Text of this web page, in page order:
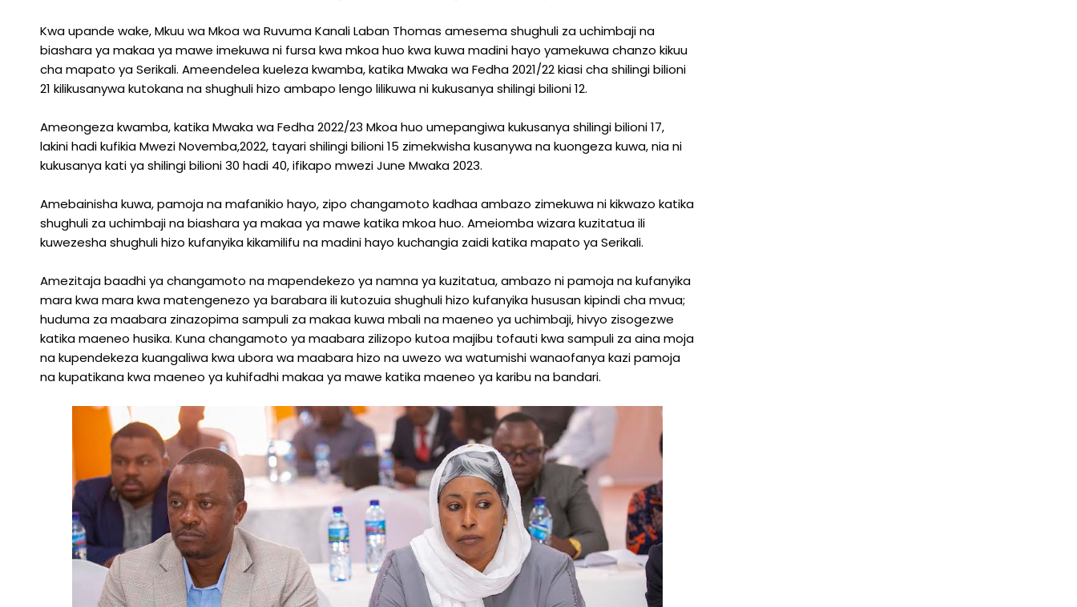
Kwa upande wake, Mkuu wa Mkoa wa Ruvuma Kanali Laban Thomas amesema shughuli za uchimbaji na
biashara ya makaa ya mawe imekuwa ni fursa kwa mkoa huo kwa kuwa madini hayo yamekuwa chanzo kikuu
cha mapato ya Serikali. Ameendelea kueleza kwamba, katika Mwaka wa Fedha 2021/22 kiasi cha shilingi bilioni
21 kilikusanywa kutokana na shughuli hizo ambapo lengo lilikuwa ni kukusanya shilingi bilioni 12.
Ameongeza kwamba, katika Mwaka wa Fedha 2022/23 Mkoa huo umepangiwa kukusanya shilingi bilioni 17,
lakini hadi kufikia Mwezi Novemba,2022, tayari shilingi bilioni 15 zimekwisha kusanywa na kuongeza kuwa, nia ni
kukusanya kati ya shilingi bilioni 30 hadi 40, ifikapo mwezi June Mwaka 2023.
Amebainisha kuwa, pamoja na mafanikio hayo, zipo changamoto kadhaa ambazo zimekuwa ni kikwazo katika
shughuli za uchimbaji na biashara ya makaa ya mawe katika mkoa huo. Ameiomba wizara kuzitatua ili
kuwezesha shughuli hizo kufanyika kikamilifu na madini hayo kuchangia zaidi katika mapato ya Serikali.
Amezitaja baadhi ya changamoto na mapendekezo ya namna ya kuzitatua, ambazo ni pamoja na kufanyika
mara kwa mara kwa matengenezo ya barabara ili kutozuia shughuli hizo kufanyika hususan kipindi cha mvua;
huduma za maabara zinazopima sampuli za makaa kuwa mbali na maeneo ya uchimbaji, hivyo zisogezwe
katika maeneo husika. Kuna changamoto ya maabara zilizopo kutoa majibu tofauti kwa sampuli za aina moja
na kupendekeza kuangaliwa kwa ubora wa maabara hizo na uwezo wa watumishi wanaofanya kazi pamoja
na kupatikana kwa maeneo ya kuhifadhi makaa ya mawe katika maeneo ya karibu na bandari.